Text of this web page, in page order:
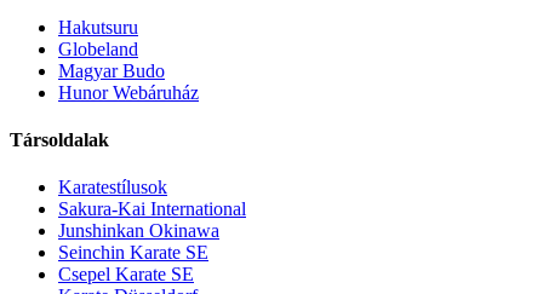
Hakutsuru
Globeland
Magyar Budo
Hunor Webáruház
Társoldalak
Karatestílusok
Sakura-Kai International
Junshinkan Okinawa
Seinchin Karate SE
Csepel Karate SE